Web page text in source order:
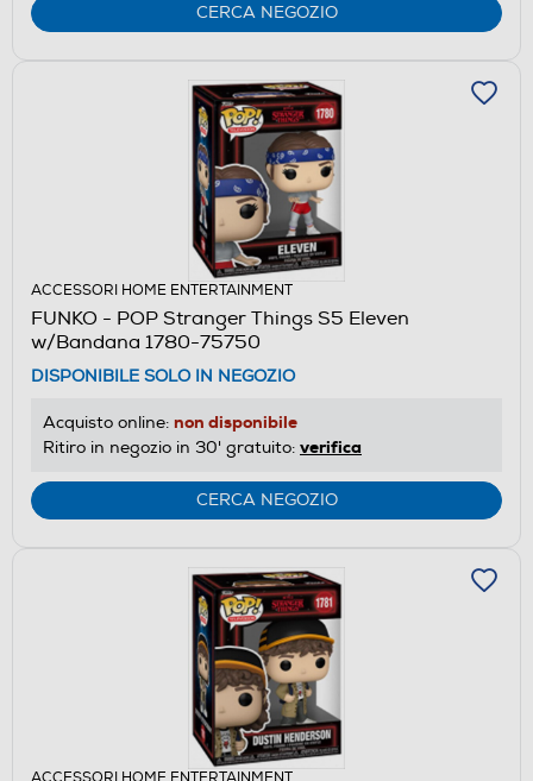
CERCA NEGOZIO
ACCESSORI HOME ENTERTAINMENT
FUNKO - POP Stranger Things S5 Eleven
w/Bandana 1780-75750
DISPONIBILE SOLO IN NEGOZIO
Acquisto online: non disponibile
Ritiro in negozio in 30' gratuito: verifica
CERCA NEGOZIO